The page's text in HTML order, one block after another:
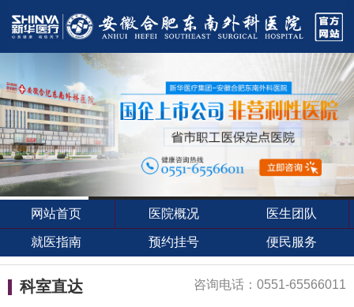
网站首页 医院概况 医生团队
就医指南 预约挂号 便民服务
咨询电话：0551-65566011
科室直达